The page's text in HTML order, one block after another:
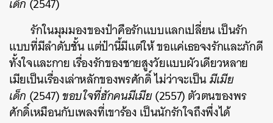
รักในมุมมองของป๋าคือรักแบบแลกเปลี่ยน เป็นรัก
แบบที่มีลำดับชั้น แต่ป๋านี้มีแต่ให้ ขอแค่เธอจงรักและภักดี
ทั้งใจและกาย เรื่องรักของชายสูงวัยแบบผัวเดียวหลาย
เมียเป็นเรื่องเล่าหลักของพรศักดิ์ ไม่ว่าจะเป็นมีเมีย
เด็ก (2547)ขอบใจที่ฮักคนมีเมีย(2557) ตัวตนของพร
ศักดิ์เหมือนกับเพลงที่เขาร้อง เป็นนักรักใจถึงพึ่งได้